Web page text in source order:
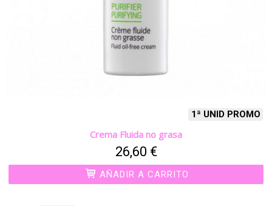
1ª UNID PROMO
Crema Fluida no grasa
26,60 €
AÑADIR A CARRITO